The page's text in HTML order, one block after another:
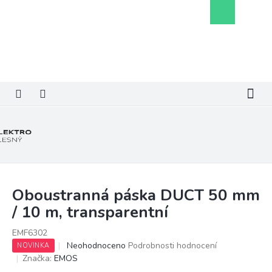
košík
Oboustranná páska DUCT 50 mm
/ 10 m, transparentní
EMF6302
NOVINKA
Průměrné
hodnocení
Neohodnoceno Podrobnosti hodnocení
Značka: EMOS